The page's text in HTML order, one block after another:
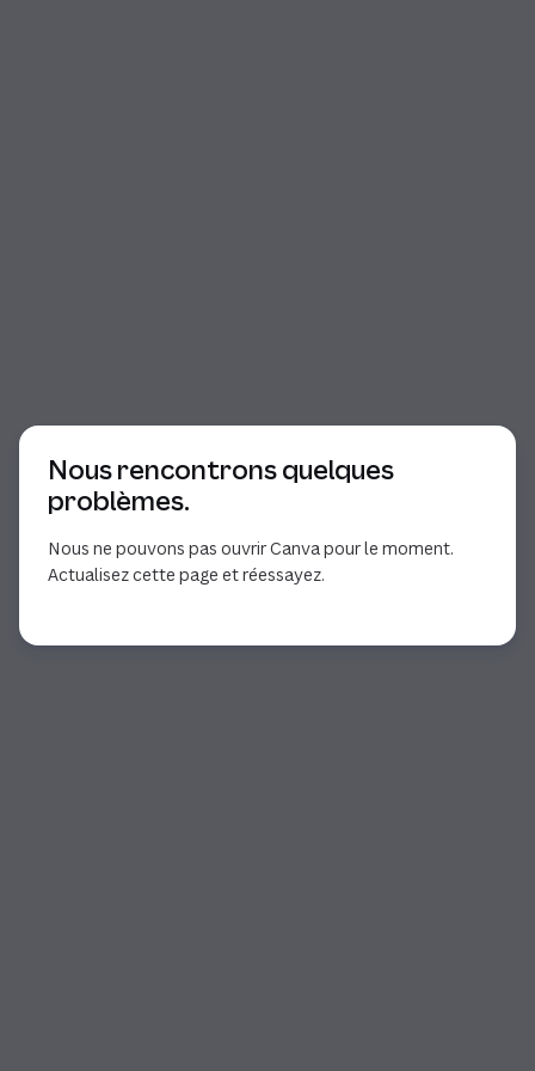
Nous rencontrons quelques
problèmes.
Nous ne pouvons pas ouvrir Canva pour le moment.
Actualisez cette page et réessayez.